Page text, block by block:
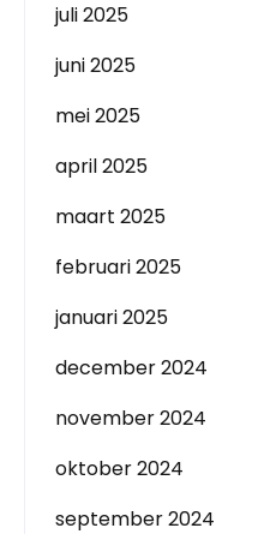
juli 2025
juni 2025
mei 2025
april 2025
maart 2025
februari 2025
januari 2025
december 2024
november 2024
oktober 2024
september 2024